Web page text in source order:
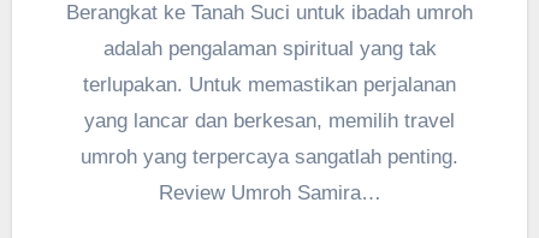
Berangkat ke Tanah Suci untuk ibadah umroh
adalah pengalaman spiritual yang tak
terlupakan. Untuk memastikan perjalanan
yang lancar dan berkesan, memilih travel
umroh yang terpercaya sangatlah penting.
Review Umroh Samira…